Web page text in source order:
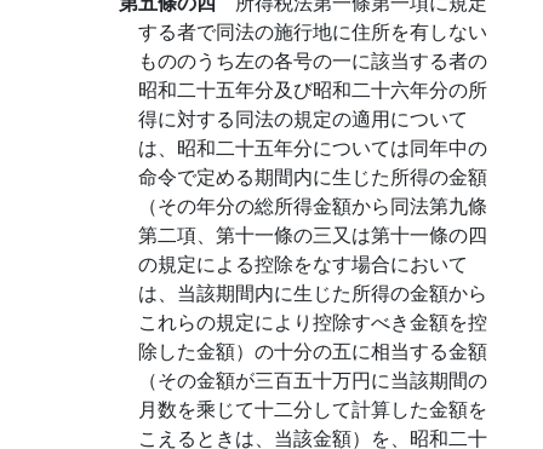
する者で同法の施行地に住所を有しない
もののうち左の各号の一に該当する者の
昭和二十五年分及び昭和二十六年分の所
得に対する同法の規定の適用について
は、昭和二十五年分については同年中の
命令で定める期間内に生じた所得の金額
（その年分の総所得金額から同法第九條
第二項、第十一條の三又は第十一條の四
の規定による控除をなす場合において
は、当該期間内に生じた所得の金額から
これらの規定により控除すべき金額を控
除した金額）の十分の五に相当する金額
（その金額が三百五十万円に当該期間の
月数を乘じて十二分して計算した金額を
こえるときは、当該金額）を、昭和二十